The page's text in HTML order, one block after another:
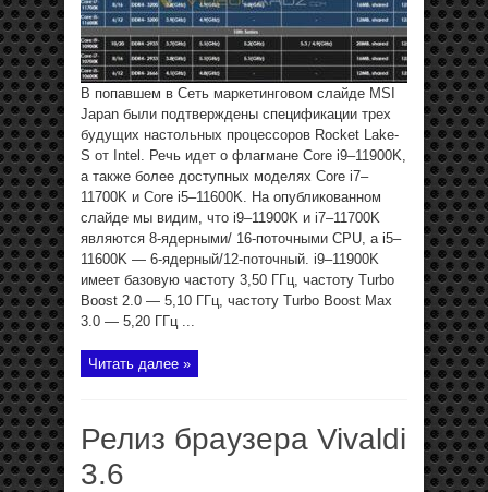
В попавшем в Сеть маркетинговом слайде MSI
Japan были подтверждены спецификации трех
будущих настольных процессоров Rocket Lake-
S от Intel. Речь идет о флагмане Core i9–11900K,
а также более доступных моделях Core i7–
11700K и Core i5–11600K. На опубликованном
слайде мы видим, что i9–11900K и i7–11700K
являются 8-ядерными/ 16-поточными CPU, а i5–
11600K — 6-ядерный/12-поточный. i9–11900K
имеет базовую частоту 3,50 ГГц, частоту Turbo
Boost 2.0 — 5,10 ГГц, частоту Turbo Boost Max
3.0 — 5,20 ГГц ...
Читать далее »
Релиз браузера Vivaldi
3.6